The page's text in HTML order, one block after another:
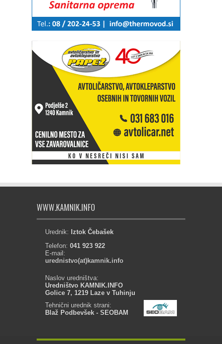
WWW.KAMNIK.INFO
Urednik: Iztok Čebašek
Telefon: 041 923 922
E-mail:
urednistvo(at)kamnik.info
Naslov uredništva:
Uredništvo KAMNIK.INFO
Golice 7, 1219 Laze v Tuhinju
Tehnični urednik strani:
Blaž Podbevšek - SEOBAM